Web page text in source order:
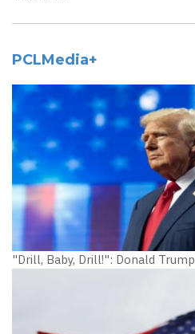
PCLMedia+
"Drill, Baby, Drill!": Donald